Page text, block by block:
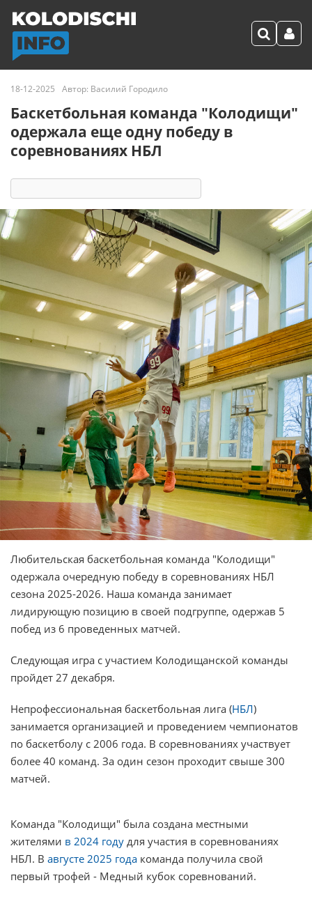
18-12-2025 Автор: Василий Городило
Баскетбольная команда "Колодищи"
одержала еще одну победу в
соревнованиях НБЛ
Любительская баскетбольная команда "Колодищи"
одержала очередную победу в соревнованиях НБЛ
сезона 2025-2026. Наша команда занимает
лидирующую позицию в своей подгруппе, одержав 5
побед из 6 проведенных матчей.
Следующая игра с участием Колодищанской команды
пройдет 27 декабря.
Непрофессиональная баскетбольная лига (НБЛ)
занимается организацией и проведением чемпионатов
по баскетболу с 2006 года. В соревнованиях участвует
более 40 команд. За один сезон проходит свыше 300
матчей.
Команда "Колодищи" была создана местными
жителями в 2024 году для участия в соревнованиях
НБЛ. В августе 2025 года команда получила свой
первый трофей - Медный кубок соревнований.